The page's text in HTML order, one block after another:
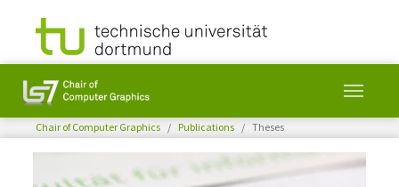
Skip to main content
You are here:
Chair of Computer Graphics Publications Theses